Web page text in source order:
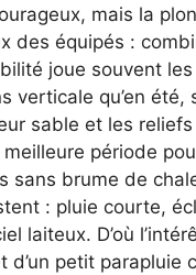
mais la
des équipés :
joue souvent
verticale qu’en été,
sable et les
meilleure période
sans brume de
: pluie courte,
laiteux. D’où
d’un petit parapluie